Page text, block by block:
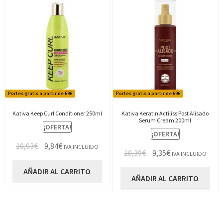
Portes gratis a partir de 69€
Kativa Keep Curl Conditioner 250ml
¡OFERTA!
10,93€ El
original
9,84€El
actual
IVA INCLUIDO
AÑADIR AL CARRITO
Portes gratis a partir de 69€
Kativa Keratin Actiliss Post Alisado
Serum Cream 200ml
¡OFERTA!
10,39€
El
original
9,35€El
actual
IVA INCLUIDO
AÑADIR AL CARRITO